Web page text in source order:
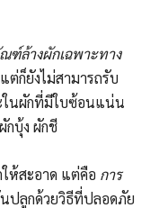
ฑ์ล้างผักเฉพาะทาง
ต่ก็ยังไม่สามารถรับ
ในผักที่มีใบซ้อนแน่น
กบุ้ง ผักชี
ห้สะอาด แต่คือ การ
ปลูกด้วยวิธีที่ปลอดภัย